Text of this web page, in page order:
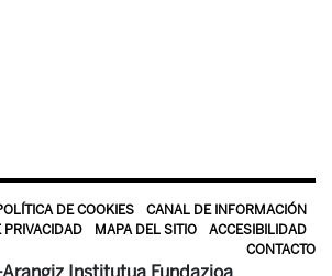
DE COOKIES
CANAL DE INFORMACIÓN
PRIVACIDAD
MAPA DEL SITIO
ACCESIBILIDAD
CONTACTO
Institutua Fundazioa